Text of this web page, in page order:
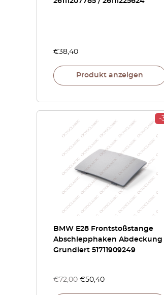
€38,40
Produkt anzeigen
-
BMW E28 Frontstoßstange
Abschlepphaken Abdeckung
Grundiert 51711909249
€72,00 €50,40